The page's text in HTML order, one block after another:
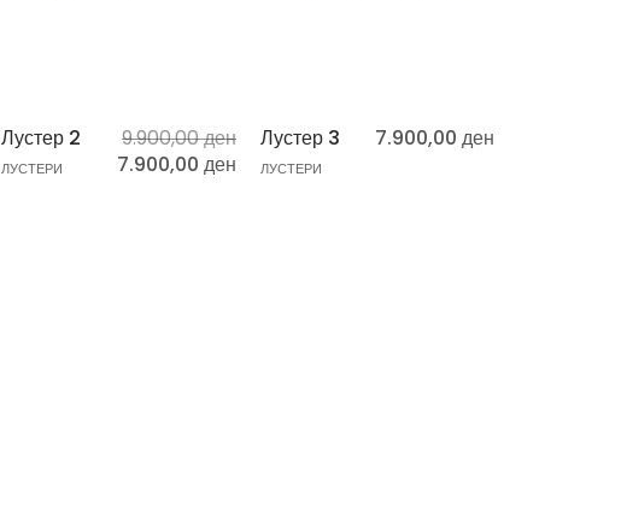
Лустер 2
ЛУСТЕРИ
9.900,00ден
7.900,00 ден
Лустер 3
ЛУСТЕРИ
7.900,00 ден